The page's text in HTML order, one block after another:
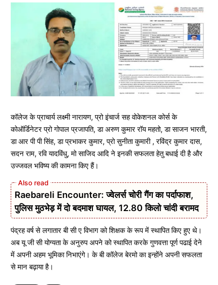
कॉलेज के प्राचार्य लक्ष्मी नारायण, प्रो इंचार्ज सह वोकेशनल कोर्स के
कोऑर्डिनेटर प्रो गोपाल प्रजापति, डा अरुण कुमार रॉय महतो, डा साजन भारती,
डा आर पी पी सिंह, डा प्रभाकर कुमार, प्रो सुनीता कुमारी , रविंद्र कुमार दास,
सदन राम, रवि यादविंधु, मो साजिद आदि ने इनकी सफलता हेतु बधाई दी है और
उज्जवल भविष्य की कामना किए हैं।
Raebareli Encounter: ज्वेलर्स चोरी गैंग का पर्दाफाश,
पुलिस मुठभेड़ में दो बदमाश घायल, 12.80 किलो चांदी बरामद
पंद्रह वर्ष से लगातार बी सी ए विभाग को शिक्षक के रूप में स्थापित किए हुए थे।
अब यू जी सी योग्यता के अनुरुप अपने को स्थापित करके गुणवत्ता पूर्ण पढाई देने
में अपनी अहम भूमिका निभाएंगे। के बी कॉलेज बेरमो का इन्होंने अपनी सफलता
से मान बढ़ाया है।